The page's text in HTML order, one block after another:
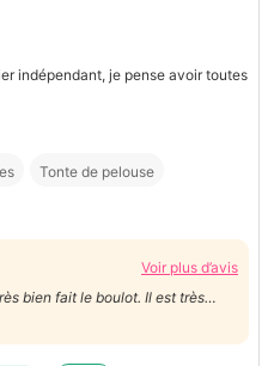
indépendant, je pense avoir toutes
Tonte de pelouse
Voir plus d’avis
bien fait le boulot. Il est très
vivement!